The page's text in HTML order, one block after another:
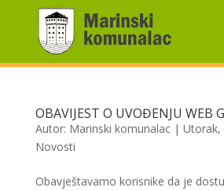
OBAVIJEST O UVOĐENJU WEB
Autor: Marinski komunalac| Utorak,
Novosti
Obavještavamo korisnike da je